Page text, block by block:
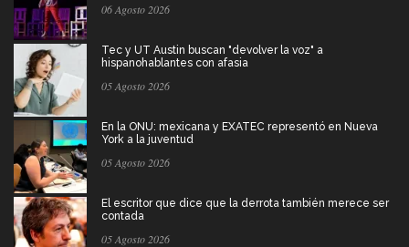
06 Agosto 2026
Tec y UT Austin buscan "devolver la voz" a
hispanohablantes con afasia
05 Agosto 2026
En la ONU: mexicana y EXATEC representó en Nueva
York a la juventud
05 Agosto 2026
El escritor que dice que la derrota también merece ser
contada
05 Agosto 2026